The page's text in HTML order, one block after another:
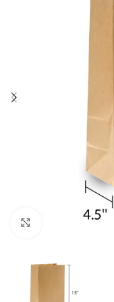
Clic para ampliar